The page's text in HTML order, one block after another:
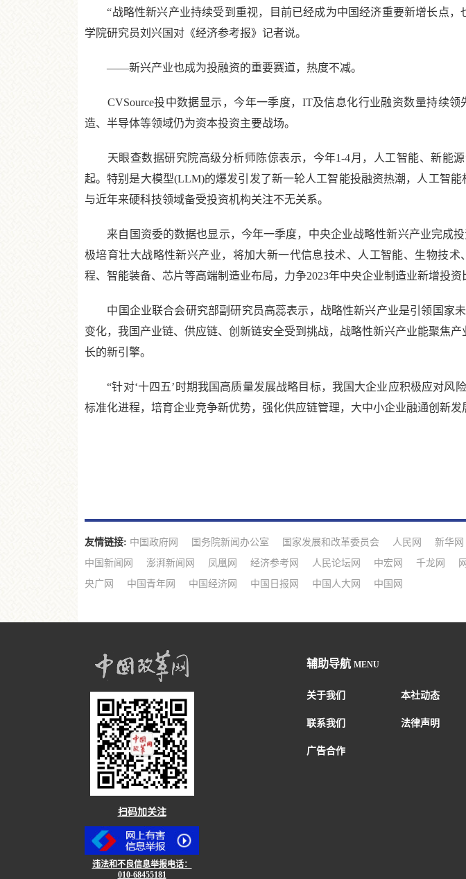
“战略性新兴产业持续受到重视，目前已经成为中国经济重要新增长点，
学院研究员刘兴国对《经济参考报》记者说。
——新兴产业也成为投融资的重要赛道，热度不减。
CVSource投中数据显示，今年一季度，IT及信息化行业融资数量持续领
造、半导体等领域仍为资本投资主要战场。
天眼查数据研究院高级分析师陈倞表示，今年1-4月，人工智能、新能
起。特别是大模型(LLM)的爆发引发了新一轮人工智能投融资热潮，人工智
与近年来硬科技领域备受投资机构关注不无关系。
来自国资委的数据也显示，今年一季度，中央企业战略性新兴产业完成投
极培育壮大战略性新兴产业，将加大新一代信息技术、人工智能、生物技
程、智能装备、芯片等高端制造业布局，力争2023年中央企业制造业新增投资
中国企业联合会研究部副研究员高蕊表示，战略性新兴产业是引领国家
变化，我国产业链、供应链、创新链安全受到挑战，战略性新兴产业能聚焦
长的新引擎。
“针对‘十四五’时期我国高质量发展战略目标，我国大企业应积极应对风
标准化进程，培育企业竞争新优势，强化供应链管理，大中小企业融通创新
友情链接: 中国政府网 国务院新闻办公室 国家发展和改革委员会 人民网 新华网
中国新闻网
澎湃新闻网 凤凰网 经济参考网 人民论坛网 中宏网 千龙网
央广网
中国青年网 中国经济网 中国日报网 中国人大网 中国网
扫码加关注
违法和不良信息举报电话：
010-68455181
辅助导航 MENU
关于我们 本社动态
联系我们 法律声明
广告合作